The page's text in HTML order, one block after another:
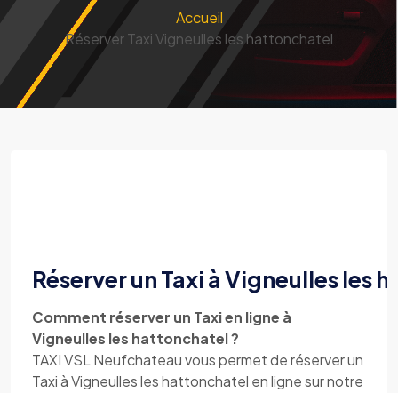
Accueil
Réserver Taxi Vigneulles les hattonchatel
Réserver un Taxi à Vigneulles les
Comment réserver un Taxi en ligne à
Vigneulles les hattonchatel ?
TAXI VSL Neufchateau vous permet de réserver un
Taxi à Vigneulles les hattonchatel en ligne sur notre